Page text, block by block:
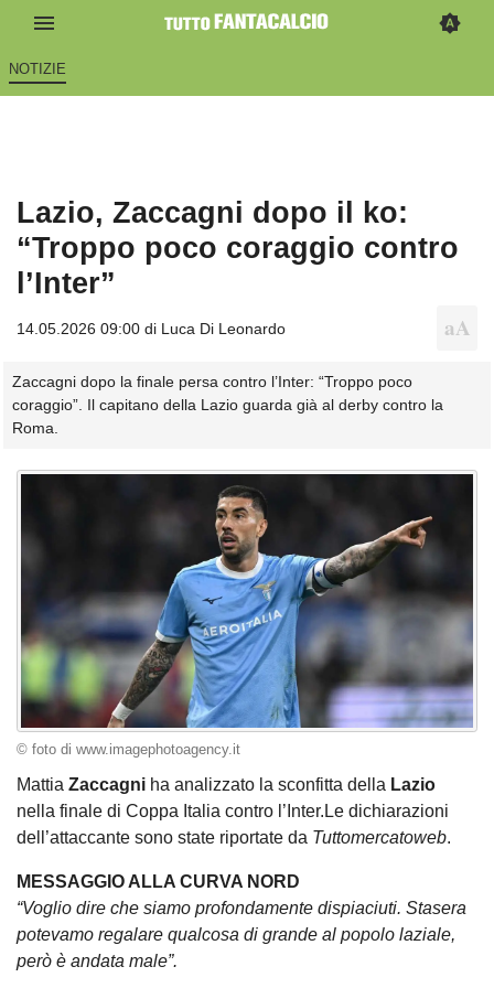
NOTIZIE
Lazio, Zaccagni dopo il ko:
“Troppo poco coraggio contro
l’Inter”
14.05.2026 09:00 di Luca Di Leonardo
Zaccagni dopo la finale persa contro l’Inter: “Troppo poco
coraggio”. Il capitano della Lazio guarda già al derby contro la
Roma.
© foto di www.imagephotoagency.it
Mattia Zaccagni ha analizzato la sconfitta della Lazio
nella finale di Coppa Italia contro l’Inter.Le dichiarazioni
dell’attaccante sono state riportate da Tuttomercatoweb.
MESSAGGIO ALLA CURVA NORD
“Voglio dire che siamo profondamente dispiaciuti. Stasera
potevamo regalare qualcosa di grande al popolo laziale,
però è andata male”.